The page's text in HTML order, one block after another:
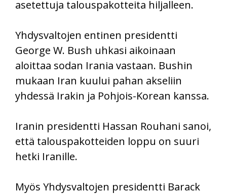
asetettuja talouspakotteita hiljalleen.
Yhdysvaltojen entinen presidentti
George W. Bush uhkasi aikoinaan
aloittaa sodan Irania vastaan. Bushin
mukaan Iran kuului pahan akseliin
yhdessä Irakin ja Pohjois-Korean kanssa.
Iranin presidentti Hassan Rouhani sanoi,
että talouspakotteiden loppu on suuri
hetki Iranille.
Myös Yhdysvaltojen presidentti Barack